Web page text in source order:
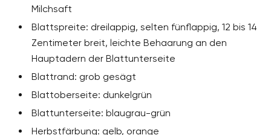
Milchsaft
Blattspreite: dreilappig, selten fünflappig, 12 bis 14
Zentimeter breit, leichte Behaarung an den
Hauptadern der Blattunterseite
Blattrand: grob gesägt
Blattoberseite: dunkelgrün
Blattunterseite: blaugrau-grün
Herbstfärbung: gelb, orange